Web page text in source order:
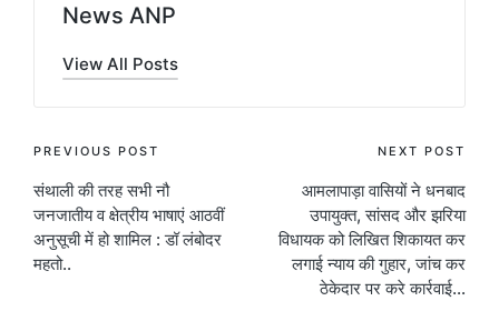
News ANP
View All Posts
Post
navigation
PREVIOUS POST
संथाली की तरह सभी नौ
जनजातीय व क्षेत्रीय भाषाएं आठवीं
अनुसूची में हो शामिल : डॉ लंबोदर
महतो..
NEXT POST
आमलापाड़ा वासियों ने धनबाद
उपायुक्त, सांसद और झरिया
विधायक को लिखित शिकायत कर
लगाई न्याय की गुहार, जांच कर
ठेकेदार पर करे कार्रवाई…